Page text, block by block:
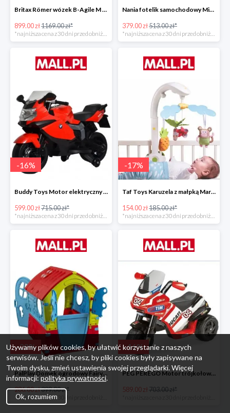
Britax Römer wózek B-Agile M Black Shadow 2020 -23%
899.00 zł1169.00 zł*
*najniższa cena z 30 dni przed obniżką
Nania fotelik samochodowy Migo Saturn Premium Sky -26%
379.00 zł513.00 zł*
*najniższa cena z 30 dni przed obniżką
-16%
Buddy Toys Motor elektryczny BMW K1300 BEC 6011 -16%
599.00 zł715.00 zł*
-17%
Taf Toys Karuzela z małpką Marco -16%
154.00 zł185.00 zł*
-28%
PalPlay Domek ogrodowy Fairy House -28%
286.00 zł399.00 zł*
-16%
PEG PEREGO Motor trójkołowy Ducati Desmosedici -16%
589.00 zł703.00 zł*
Używamy plików cookies, by ułatwić korzystanie z naszych
serwisów. Jeśli nie chcesz, by pliki cookies były zapisywane na
Twoim dysku, zmień ustawienia swojej przeglądarki. Więcej
informacji:polityka prywatności.
Ok, rozumiem